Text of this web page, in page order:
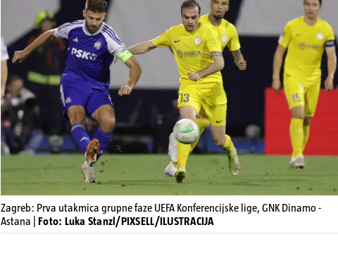
Zagreb: Prva utakmica grupne faze UEFA Konferencijske lige, GNK Dinamo -
Astana | Foto: Luka Stanzl/PIXSELL/ILUSTRACIJA